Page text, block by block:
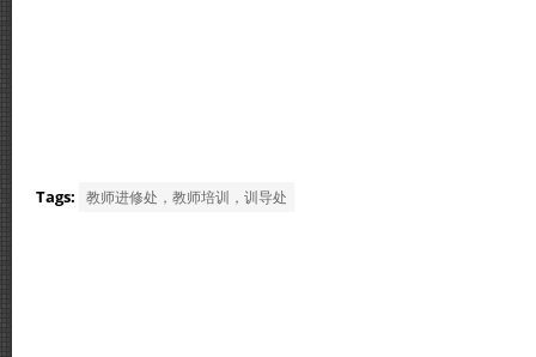
Tags: 教师进修处，教师培训，训导处